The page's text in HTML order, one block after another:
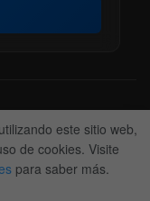
Nuestro Equipoeste sitio web,
de cookies. Visite
para saber más.